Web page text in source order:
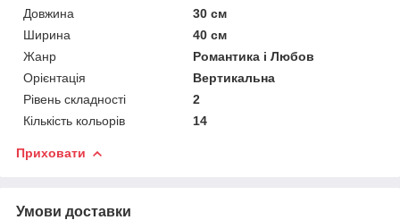
Довжина
30 см
Ширина
40 см
Жанр
Романтика і Любов
Орієнтація
Вертикальна
Рівень складності
2
Кількість кольорів
14
Приховати
Умови доставки